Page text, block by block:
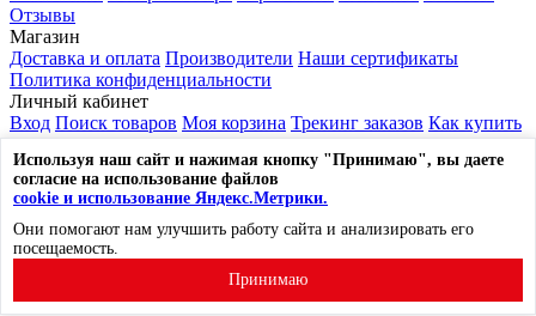
Отзывы
Магазин
Доставка и оплата Производители Наши сертификаты
Политика конфиденциальности
Личный кабинет
Вход Поиск товаров Моя корзина Трекинг заказов Как купить
Выйти из системы
Контакты
117105, г. Москва, ул. Нагорный проезд, д.7, стр. 1
☎8 (800) 600-53-96
✉mail@lavka-dantista.ru
Лавка Дантиста © 2014-2026. Все права защищены.
Используя наш сайт и нажимая кнопку "Принимаю", вы даете
согласие на использование файлов
cookie и использование Яндекс.Метрики.
Они помогают нам улучшить работу сайта и анализировать его
посещаемость.
Принимаю